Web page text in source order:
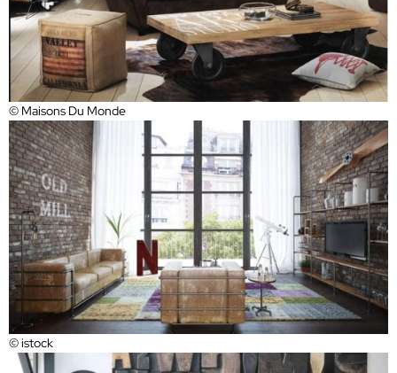
© Maisons Du Monde
© istock